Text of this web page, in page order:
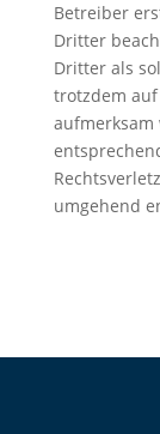
Betreiber
Dritter
Dritter als
trotzdem
umgehend